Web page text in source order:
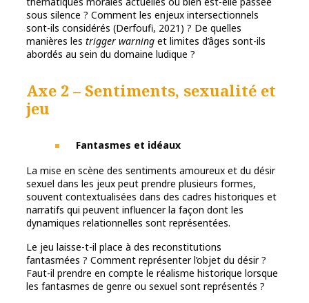
sous silence ? Comment les enjeux intersectionnels
sont-ils considérés (Derfoufi, 2021) ? De quelles
manières les trigger warning et limites d’âges sont-ils
abordés au sein du domaine ludique ?
Axe 2 – Sentiments, sexualité et
jeu
Fantasmes et idéaux
La mise en scène des sentiments amoureux et du désir
sexuel dans les jeux peut prendre plusieurs formes,
souvent contextualisées dans des cadres historiques et
narratifs qui peuvent influencer la façon dont les
dynamiques relationnelles sont représentées.
Le jeu laisse-t-il place à des reconstitutions
fantasmées ? Comment représenter l’objet du désir ?
Faut-il prendre en compte le réalisme historique lorsque
les fantasmes de genre ou sexuel sont représentés ?